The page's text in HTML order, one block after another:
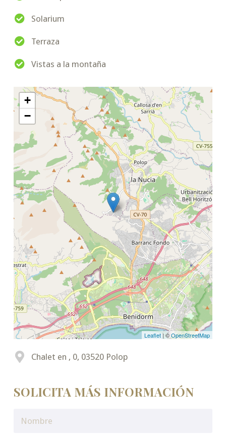
Solarium
Terraza
Vistas a la montaña
+
−
Leaflet| ©OpenStreetMap
Chalet en , 0, 03520 Polop
SOLICITA MÁS INFORMACIÓN